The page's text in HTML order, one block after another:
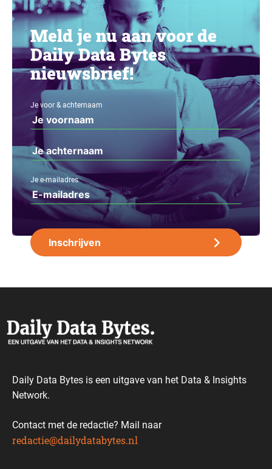
Meld je nu aan voor de
Daily Data Bytes
nieuwsbrief!
Je voor & achternaam
Je e-mailadres
Daily Data Bytes is een uitgave van het Data & Insights
Network.
Contact met de redactie? Mail naar
redactie@dailydatabytes.nl